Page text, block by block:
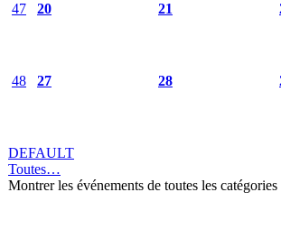
47 20 21
48 27 28
DEFAULT
Toutes…
Montrer les événements de toutes les catégories